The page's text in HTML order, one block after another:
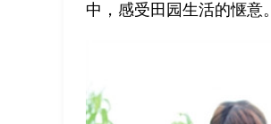
中，感受田园生活的惬意。